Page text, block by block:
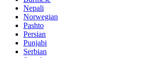
Nepali
Norwegian
Pashto
Persian
Punjabi
Serbian